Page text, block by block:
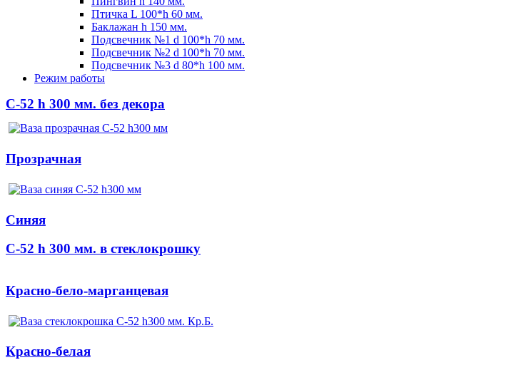
Птичка L 100*h 60 мм.
Баклажан h 150 мм.
Подсвечник №1 d 100*h 70 мм.
Подсвечник №2 d 100*h 70 мм.
Подсвечник №3 d 80*h 100 мм.
Режим работы
C-52 h 300 мм. без декора
Прозрачная
Синяя
С-52 h 300 мм. в стеклокрошку
Красно-бело-марганцевая
Красно-белая